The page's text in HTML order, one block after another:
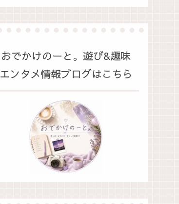
おでかけのーと。遊び&趣味
エンタメ情報ブログはこちら